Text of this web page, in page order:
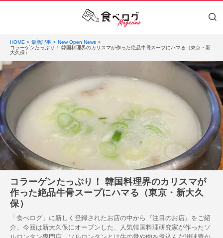
HOME 最新記事
New Open News
コラーゲンたっぷり！ 韓国料理界のカリスマが作った絶品牛骨スープにハマる（東京・新
大久保）
コラーゲンたっぷり！ 韓国料理界のカリスマが
作った絶品牛骨スープにハマる（東京・新大久
保）
「食べログ」に新しく登録されたお店の中から『注目のお店』をご紹
介。今回は新大久保にオープンした、人気韓国料理研究家が作ったソ